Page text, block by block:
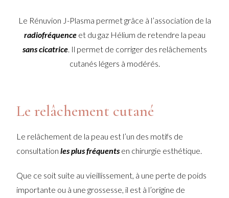
Le Rénuvion J-Plasma permet grâce à l’association de la
radiofréquenceet du gaz Hélium de retendre la peau
sans cicatrice. Il permet de corriger des relâchements
cutanés légers à modérés.
Le relâchement cutané
Le relâchement de la peau est l’un des motifs de
consultationles plus fréquents en chirurgie esthétique.
Que ce soit suite au vieillissement, à une perte de poids
importante ou à une grossesse, il est à l’origine de